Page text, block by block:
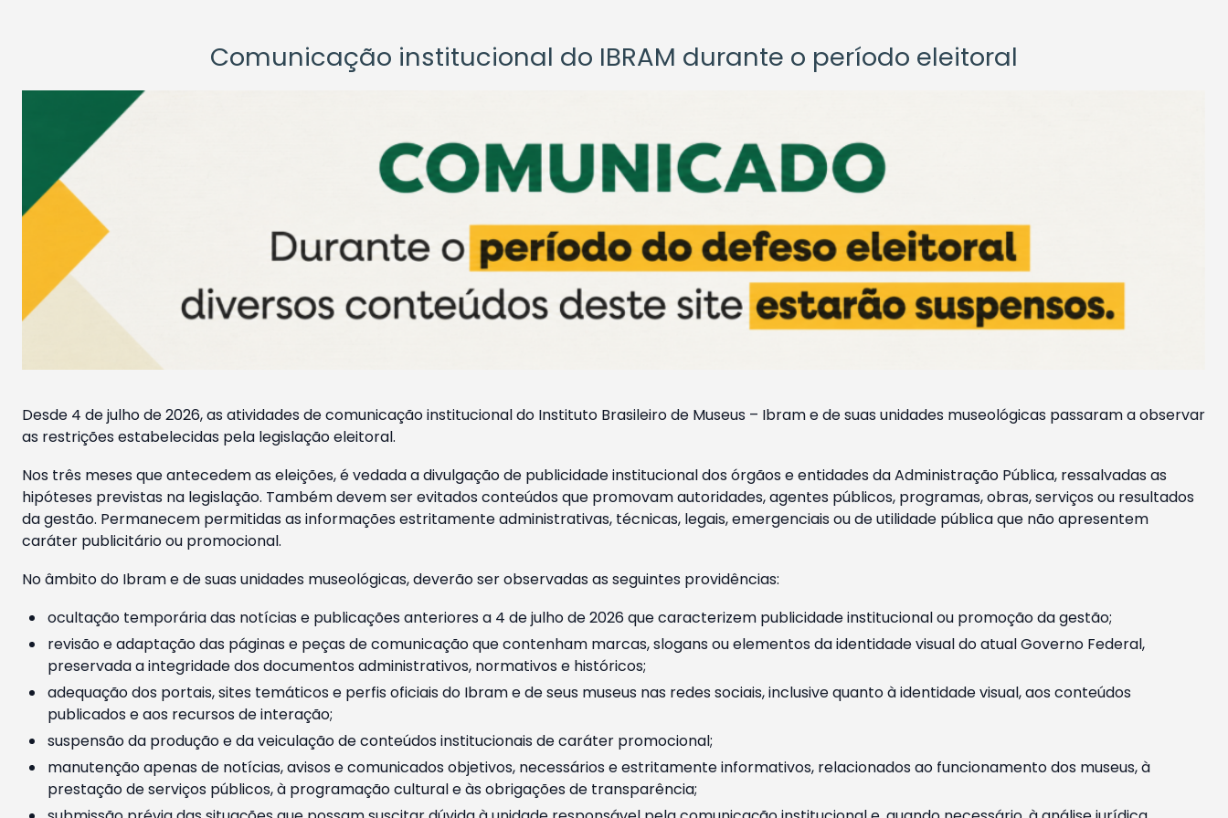
Comunicação institucional do IBRAM durante o período eleitoral
Desde 4 de julho de 2026, as atividades de comunicação institucional do Instituto Brasileiro de Museus – Ibram e de suas unidades museológicas passaram a observar
as restrições estabelecidas pela legislação eleitoral.
Nos três meses que antecedem as eleições, é vedada a divulgação de publicidade institucional dos órgãos e entidades da Administração Pública, ressalvadas as
hipóteses previstas na legislação. Também devem ser evitados conteúdos que promovam autoridades, agentes públicos, programas, obras, serviços ou resultados
da gestão. Permanecem permitidas as informações estritamente administrativas, técnicas, legais, emergenciais ou de utilidade pública que não apresentem
caráter publicitário ou promocional.
No âmbito do Ibram e de suas unidades museológicas, deverão ser observadas as seguintes providências:
ocultação temporária das notícias e publicações anteriores a 4 de julho de 2026 que caracterizem publicidade institucional ou promoção da gestão;
revisão e adaptação das páginas e peças de comunicação que contenham marcas, slogans ou elementos da identidade visual do atual Governo Federal,
preservada a integridade dos documentos administrativos, normativos e históricos;
adequação dos portais, sites temáticos e perfis oficiais do Ibram e de seus museus nas redes sociais, inclusive quanto à identidade visual, aos conteúdos
publicados e aos recursos de interação;
suspensão da produção e da veiculação de conteúdos institucionais de caráter promocional;
manutenção apenas de notícias, avisos e comunicados objetivos, necessários e estritamente informativos, relacionados ao funcionamento dos museus, à
prestação de serviços públicos, à programação cultural e às obrigações de transparência;